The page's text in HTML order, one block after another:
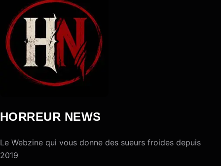
HORREUR NEWS
Le Webzine qui vous donne des sueurs froides depuis
2019